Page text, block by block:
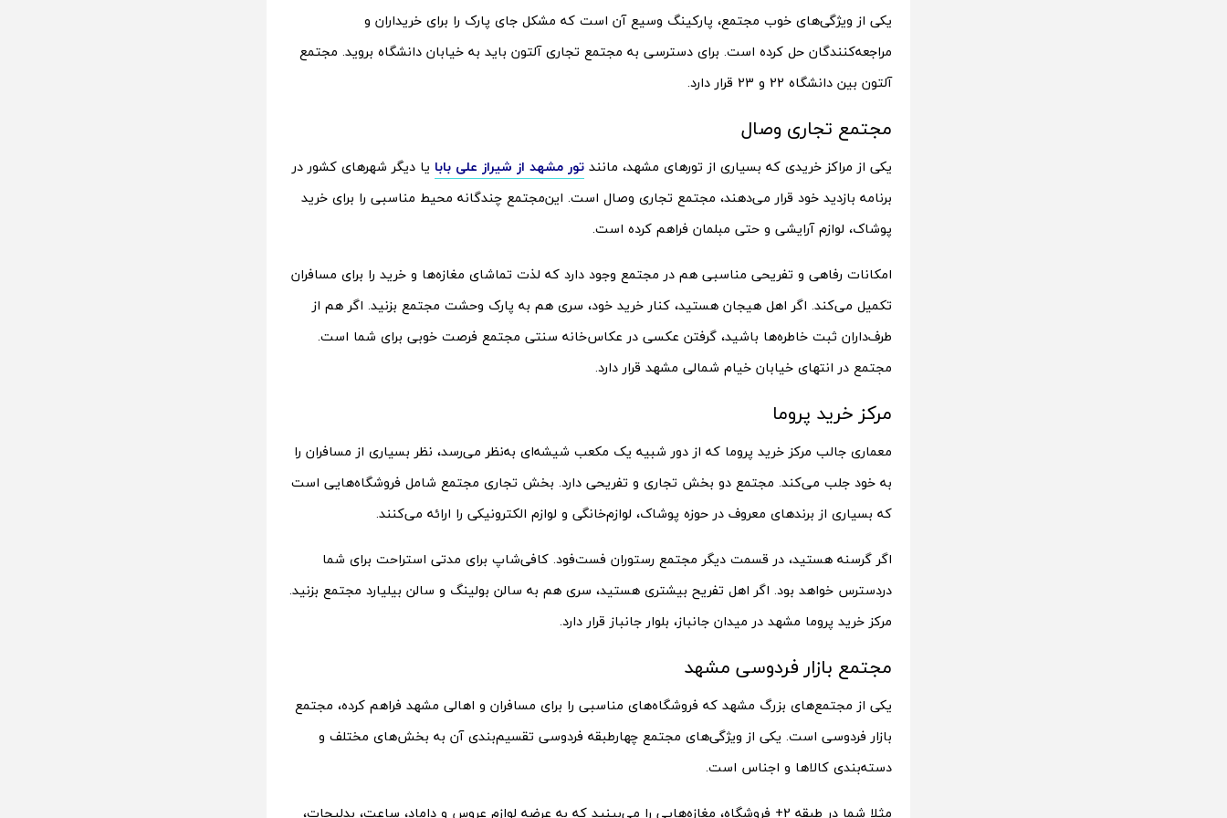
یکی از ویژگی‌های خوب مجتمع، پارکینگ وسیع آن است که مشکل جای پارک را برای خریداران و
مراجعه‌کنندگان حل کرده است. برای دسترسی به مجتمع تجاری آلتون باید به خیابان دانشگاه بروید. مجتمع
آلتون بین دانشگاه 22 و 23 قرار دارد.
مجتمع تجاری وصال
یکی از مراکز خریدی که بسیاری از تور‌های مشهد، مانند تور مشهد از شیراز علی بابا یا دیگر شهر‌های کشور در
برنامه بازدید خود قرار می‌دهند، مجتمع تجاری وصال است. این‌مجتمع چند‌گانه محیط مناسبی را برای خرید
پوشاک، لوازم آرایشی و حتی مبلمان فراهم کرده است.
امکانات رفاهی و تفریحی مناسبی هم در مجتمع وجود دارد که لذت تماشای مغازه‌ها و خرید را برای مسافران
تکمیل می‌کند. اگر اهل هیجان هستید، کنار خرید خود، سری هم به پارک وحشت مجتمع بزنید. اگر هم از
طرف‌داران ثبت خاطره‌ها باشید، گرفتن عکسی در عکاس‌خانه سنتی مجتمع فرصت خوبی برای شما است.
مجتمع در انتهای خیابان خیام شمالی مشهد قرار دارد.
مرکز خرید پروما
معماری جالب مرکز خرید پروما که از دور شبیه یک مکعب شیشه‌ای به‌نظر می‌رسد، نظر بسیاری از مسافران را
به خود جلب می‌کند. مجتمع دو بخش تجاری و تفریحی دارد. بخش تجاری مجتمع شامل فروشگاه‌هایی است
که بسیاری از برند‌های معروف در حوزه پوشاک، لوازم‌خانگی و لوازم الکترونیکی را ارائه می‌کنند.
اگر گرسنه هستید، در قسمت دیگر مجتمع رستوران فست‌فود. کافی‌شاپ برای مدتی استراحت برای شما
در‌دسترس خواهد بود. اگر اهل تفریح بیشتری هستید، سری هم به سالن بولینگ و سالن بیلیارد مجتمع بزنید.
مرکز خرید پروما مشهد در میدان جانباز، بلوار جانباز قرار دارد.
مجتمع بازار فردوسی مشهد
یکی از مجتمع‌های بزرگ مشهد که فروشگاه‌های مناسبی را برای مسافران و اهالی مشهد فراهم کرده، مجتمع
بازار فردوسی است. یکی از ویژگی‌های مجتمع چهار‌طبقه فردوسی تقسیم‌بندی آن به بخش‌های مختلف و
دسته‌بندی کالا‌‎ها و اجناس است.
مثلا شما در طبقه 2+ فروشگاه، مغازه‌هایی را می‌بینید که به عرضه لوازم عروس و داماد، ساعت، بدلیجات،